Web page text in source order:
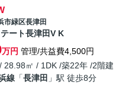
市緑区長津田
ート長津田V K
万円 管理/共益費4,500円
28.98㎡ / 1DK /築22年 /2階建
線 「長津田 」駅 徒歩8分